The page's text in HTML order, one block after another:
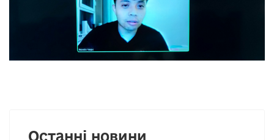
Останні новини